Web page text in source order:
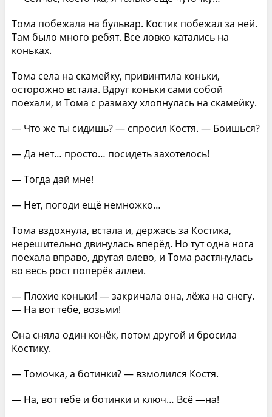
Тома побежала на бульвар. Костик побежал за ней.
Там было много ребят. Все ловко катались на
коньках.
Тома села на скамейку, привинтила коньки,
осторожно встала. Вдруг коньки сами собой
поехали, и Тома с размаху хлопнулась на скамейку.
— Что же ты сидишь? — спросил Костя. — Боишься?
— Да нет… просто… посидеть захотелось!
— Тогда дай мне!
— Нет, погоди ещё немножко…
Тома вздохнула, встала и, держась за Костика,
нерешительно двинулась вперёд. Но тут одна нога
поехала вправо, другая влево, и Тома растянулась
во весь рост поперёк аллеи.
— Плохие коньки! — закричала она, лёжа на снегу.
— На вот тебе, возьми!
Она сняла один конёк, потом другой и бросила
Костику.
— Томочка, а ботинки? — взмолился Костя.
— На, вот тебе и ботинки и ключ… Всё —на!